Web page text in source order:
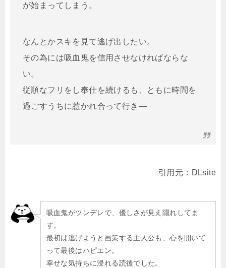
が始まってしまう。
なんとかスキを見て逃げ出したい。
その為には吸血鬼を信用させなければならな
い。
従順なフリをし奉仕を続けるも、ともに時間を
過ごすうちに惹かれ合って行き―
引用元：DLsite
吸血鬼がツンデレで、優しさが見え隠れしてま
す。
最初は逃げようと画策する主人公も、心を開いて
って最後はハピエン。
幸せな気持ちに浸れる読後でした。